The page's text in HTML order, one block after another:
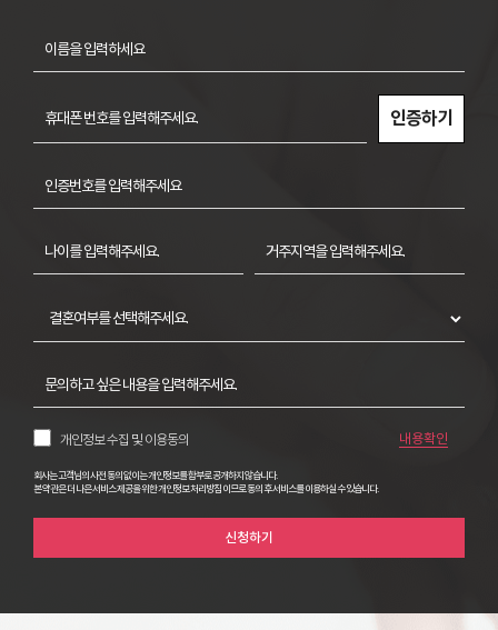
인증하기
개인정보 수집 및 이용동의 내용확인
회사는 고객님의 사전 동의 없이는 개인정보를 함부로 공개하지 않습니다.
본 약관은 더 나은 서비스 제공을 위한 개인정보 처리방침 이므로 동의 후 서비스를 이용하실 수 있습니다.